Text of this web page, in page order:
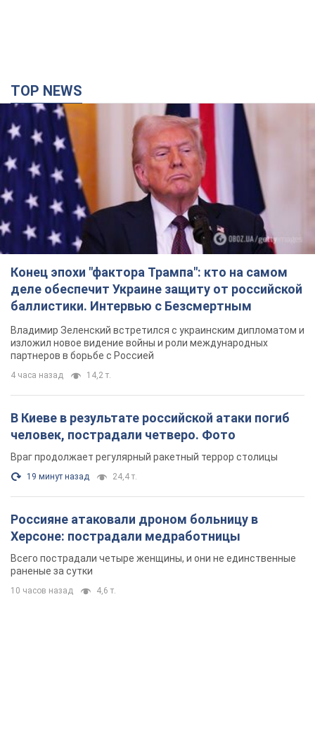
TOP NEWS
Конец эпохи "фактора Трампа": кто на самом
деле обеспечит Украине защиту от российской
баллистики. Интервью с Безсмертным
Владимир Зеленский встретился с украинским дипломатом и
изложил новое видение войны и роли международных
партнеров в борьбе с Россией
4 часа назад 14,2 т.
В Киеве в результате российской атаки погиб
человек, пострадали четверо. Фото
Враг продолжает регулярный ракетный террор столицы
19 минут назад 24,4 т.
Россияне атаковали дроном больницу в
Херсоне: пострадали медработницы
Всего пострадали четыре женщины, и они не единственные
раненые за сутки
10 часов назад 4,6 т.